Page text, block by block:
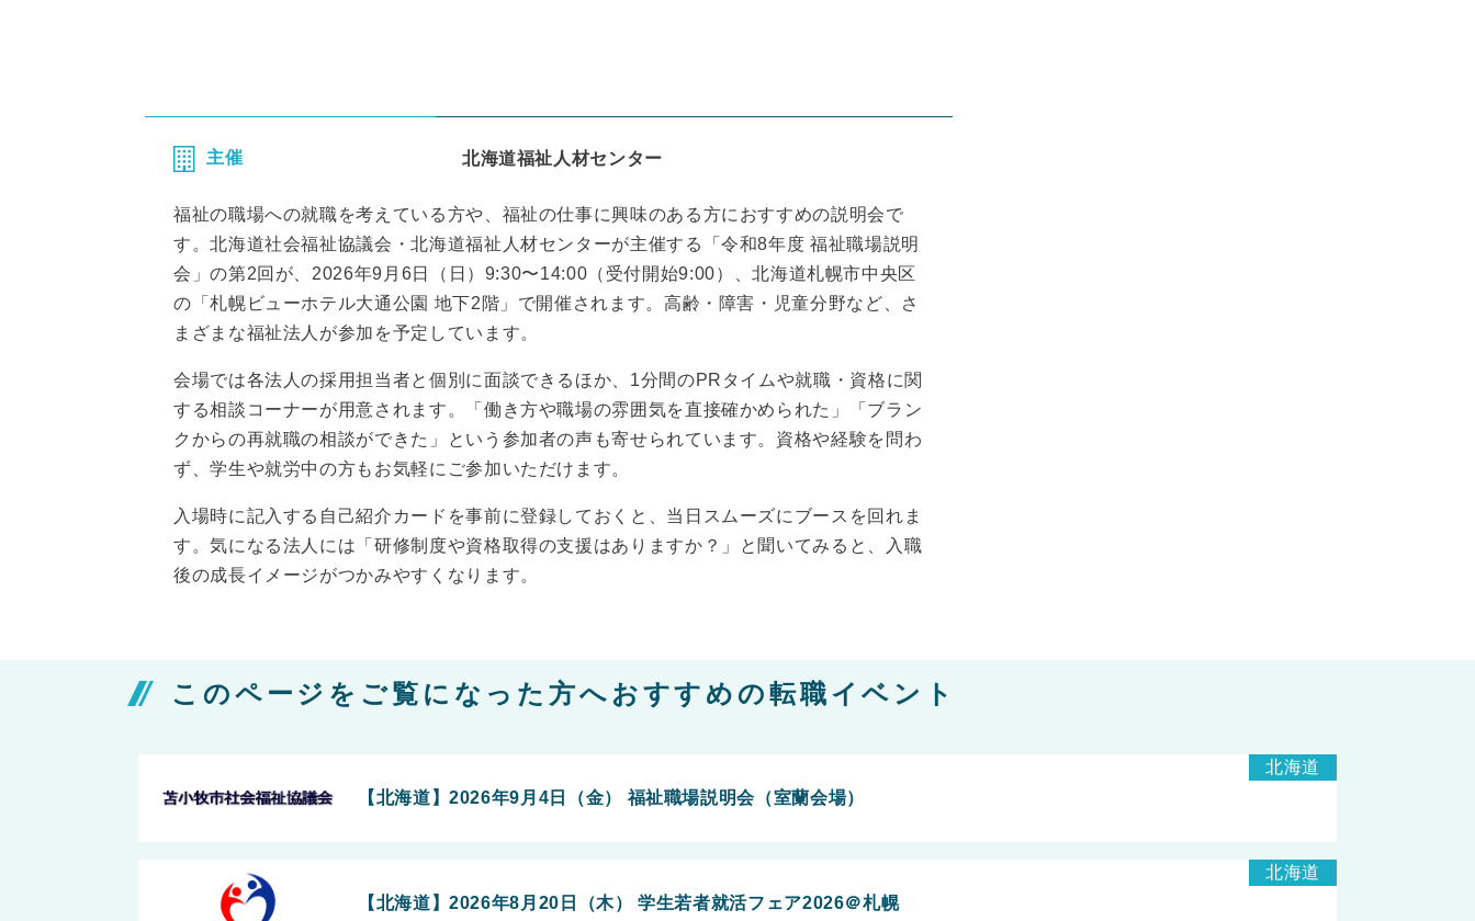
主催 北海道福祉人材センター
福祉の職場への就職を考えている方や、福祉の仕事に興味のある方におすすめの説明会で
す。北海道社会福祉協議会・北海道福祉人材センターが主催する「令和8年度 福祉職場説明
会」の第2回が、2026年9月6日（日）9:30〜14:00（受付開始9:00）、北海道札幌市中央区
の「札幌ビューホテル大通公園 地下2階」で開催されます。高齢・障害・児童分野など、さ
まざまな福祉法人が参加を予定しています。
会場では各法人の採用担当者と個別に面談できるほか、1分間のPRタイムや就職・資格に関
する相談コーナーが用意されます。「働き方や職場の雰囲気を直接確かめられた」「ブラン
クからの再就職の相談ができた」という参加者の声も寄せられています。資格や経験を問わ
ず、学生や就労中の方もお気軽にご参加いただけます。
入場時に記入する自己紹介カードを事前に登録しておくと、当日スムーズにブースを回れま
す。気になる法人には「研修制度や資格取得の支援はありますか？」と聞いてみると、入職
後の成長イメージがつかみやすくなります。
このページをご覧になった方へおすすめの転職イベント
【北海道】2026年9月4日（金） 福祉職場説明会（室蘭会場）
北海道
【北海道】2026年8月20日（木） 学生若者就活フェア2026＠札幌
北海道